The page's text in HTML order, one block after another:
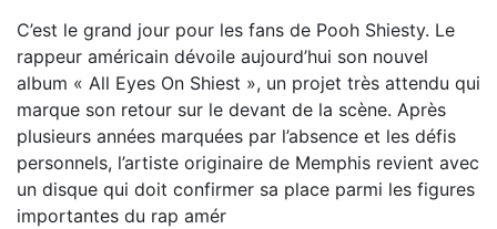
C’est le grand jour pour les fans de Pooh Shiesty. Le
rappeur américain dévoile aujourd’hui son nouvel
album « All Eyes On Shiest », un projet très attendu qui
marque son retour sur le devant de la scène. Après
plusieurs années marquées par l’absence et les défis
personnels, l’artiste originaire de Memphis revient avec
un disque qui doit confirmer sa place parmi les figures
importantes du rap amér